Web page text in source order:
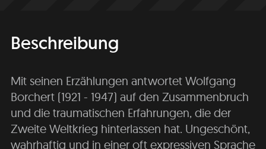
Beschreibung
Mit seinen Erzählungen antwortet Wolfgang
Borchert (1921 - 1947) auf den Zusammenbruch
und die traumatischen Erfahrungen, die der
Zweite Weltkrieg hinterlassen hat. Ungeschönt,
wahrhaftig und in einer oft expressiven Sprache